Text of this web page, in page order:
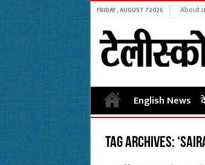
FRIDAY , AUGUST 7 2026 About
English News
Tag Archives: